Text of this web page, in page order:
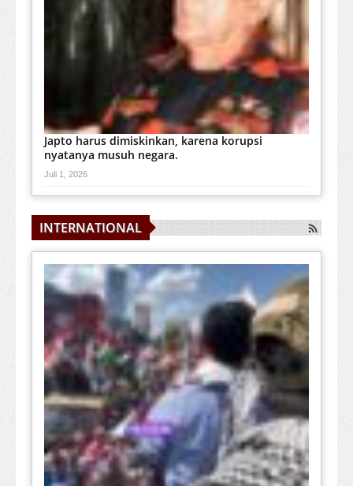
Japto harus dimiskinkan, karena korupsi
nyatanya musuh negara.
Juli 1, 2026
INTERNATIONAL